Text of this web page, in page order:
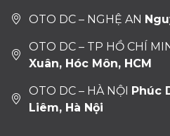
OTO DC – NGHỆ AN
OTO DC – TP HỒ CHÍ
Xuân, Hóc Môn, HCM
OTO DC – HÀ NỘI Phúc
Liêm, Hà Nội